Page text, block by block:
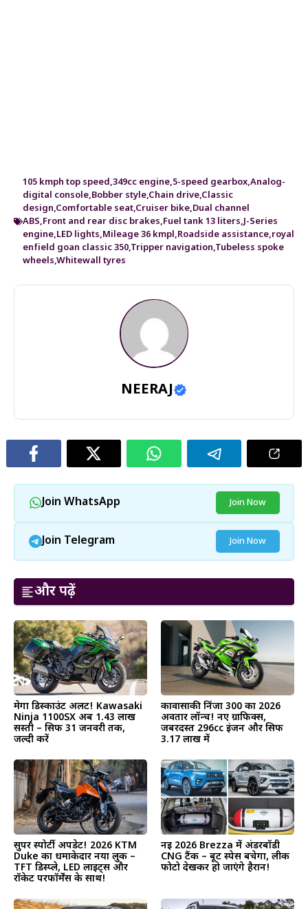
105 kmph top speed,349cc engine,5-speed gearbox,Analog-
digital console,Bobber style,Chain drive,Classic
design,Comfortable seat,Cruiser bike,Dual channel
ABS,Front and rear disc brakes,Fuel tank 13 liters,J-Series
engine,LED lights,Mileage 36 kmpl,Roadside assistance,royal
enfield goan classic 350,Tripper navigation,Tubeless spoke
wheels,Whitewall tyres
NEERAJ
Join WhatsApp Join Now
Join Telegram Join Now
और पढ़ें
मेगा डिस्काउंट अलर्ट! Kawasaki
Ninja 1100SX अब ₹1.43 लाख
सस्ती – सिर्फ 31 जनवरी तक,
जल्दी करें
कावासाकी निंजा 300 का 2026
अवतार लॉन्च! नए ग्राफिक्स,
जबरदस्त 296cc इंजन और सिर्फ
₹3.17 लाख में
सुपर स्पोर्टी अपडेट! 2026 KTM
Duke का धमाकेदार नया लुक –
TFT डिस्प्ले, LED लाइट्स और
रॉकेट परफॉर्मेंस के साथ!
नई 2026 Brezza में अंडरबॉडी
CNG टैंक – बूट स्पेस बचेगा, लीक
फोटो देखकर हो जाएंगे हैरान!